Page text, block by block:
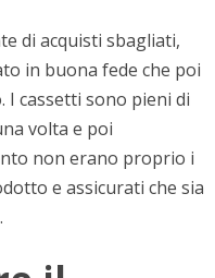
di acquisti sbagliati,
in buona fede che poi
cassetti sono pieni di
volta e poi
non erano proprio i
e assicurati che sia